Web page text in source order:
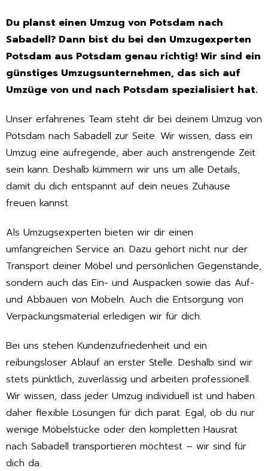
Du planst einen Umzug von Potsdam nach
Sabadell? Dann bist du bei den Umzugexperten
Potsdam aus Potsdam genau richtig! Wir sind ein
günstiges Umzugsunternehmen, das sich auf
Umzüge von und nach Potsdam spezialisiert hat.
Unser erfahrenes Team steht dir bei deinem Umzug von
Potsdam nach Sabadell zur Seite. Wir wissen, dass ein
Umzug eine aufregende, aber auch anstrengende Zeit
sein kann. Deshalb kümmern wir uns um alle Details,
damit du dich entspannt auf dein neues Zuhause
freuen kannst.
Als Umzugsexperten bieten wir dir einen
umfangreichen Service an. Dazu gehört nicht nur der
Transport deiner Möbel und persönlichen Gegenstände,
sondern auch das Ein- und Auspacken sowie das Auf-
und Abbauen von Möbeln. Auch die Entsorgung von
Verpackungsmaterial erledigen wir für dich.
Bei uns stehen Kundenzufriedenheit und ein
reibungsloser Ablauf an erster Stelle. Deshalb sind wir
stets pünktlich, zuverlässig und arbeiten professionell.
Wir wissen, dass jeder Umzug individuell ist und haben
daher flexible Lösungen für dich parat. Egal, ob du nur
wenige Möbelstücke oder den kompletten Hausrat
nach Sabadell transportieren möchtest – wir sind für
dich da.